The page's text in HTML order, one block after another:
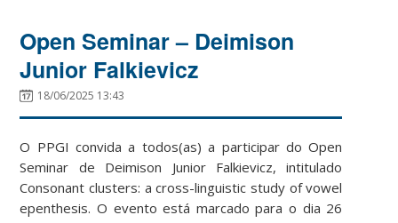
Open Seminar – Deimison
Junior Falkievicz
18/06/2025 13:43
O PPGI convida a todos(as) a participar do Open
Seminar de Deimison Junior Falkievicz, intitulado
Consonant clusters: a cross-linguistic study of vowel
epenthesis. O evento está marcado para o dia 26